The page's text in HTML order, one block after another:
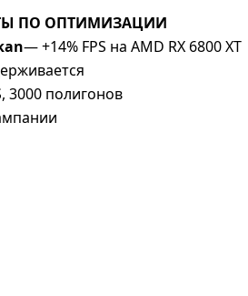
ПО ОПТИМИЗАЦИИ
— +14% FPS на AMD RX 6800 XT
3000 полигонов